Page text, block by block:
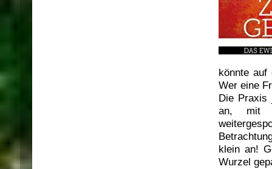
könnte auf
Wer eine
Die Praxis
an, mit
klein an!
Wurzel